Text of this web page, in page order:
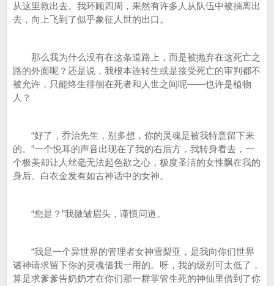
从这里救出去。我环顾四周，果然有许多人从队伍中被抽离出
去，向上飞到了似乎象征人世的出口。
那么我为什么没有在这条道路上，而是被抛弃在这死亡之
路的外面呢？还是说，我根本连转生或是接受死亡的审判都不
被允许，只能终生徘徊在死者和人世之间呢——也许是植物
人？
“好了，乔治先生，别多想，你的灵魂是被我特意留下来
的。”一个悦耳的声音出现在了我的右后方，我转身看去，一
个极美却让人丝毫无法起色欲之心，极度圣洁的女性飘在我的
身后。白衣金发有如古神话中的女神。
“您是？”我微皱眉头，谨慎问道。
“我是一个异世界的管理者女神雪梨亚，是我向你们世界
诸神请求留下你的灵魂借我一用的。呀，我的级别可太低了，
算是求爹爹告奶奶才在你们那一群掌管生死的神仙里借到了你